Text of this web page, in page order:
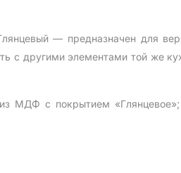
— предназначен для
с другими элементами той же
МДФ с покрытием